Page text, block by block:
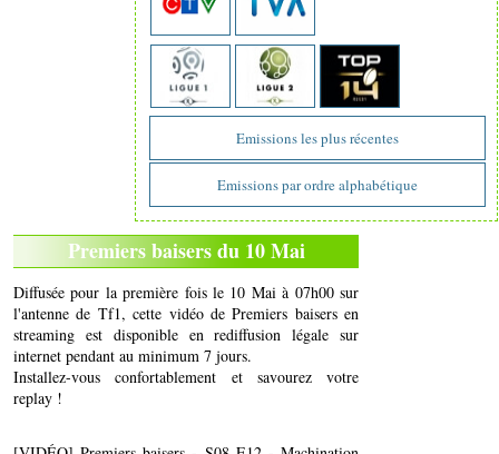
Emissions les plus récentes
Emissions par ordre alphabétique
Premiers baisers du 10 Mai
Diffusée pour la première fois le 10 Mai à 07h00 sur
l'antenne de Tf1, cette vidéo de Premiers baisers en
streaming est disponible en rediffusion légale sur
internet pendant au minimum 7 jours.
Installez-vous confortablement et savourez votre
replay !